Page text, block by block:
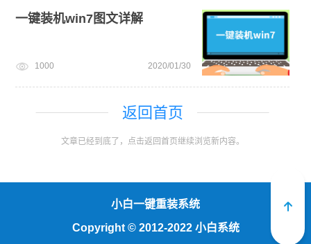
一键装机win7图文详解
1000 2020/01/30
返回首页
文章已经到底了，点击返回首页继续浏览新内容。
小白一键重装系统
Copyright ©2012-2022 小白系统